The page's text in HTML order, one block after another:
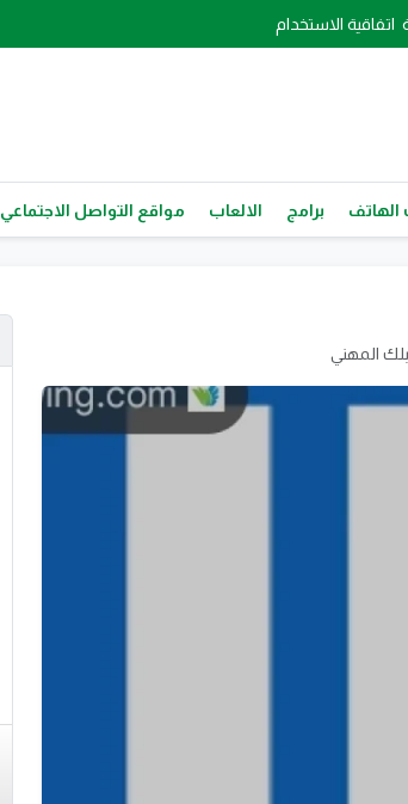
اتفاقية الاستخدام
الهاتف برامج الالعاب مواقع التواصل الاجتماعي
المهني